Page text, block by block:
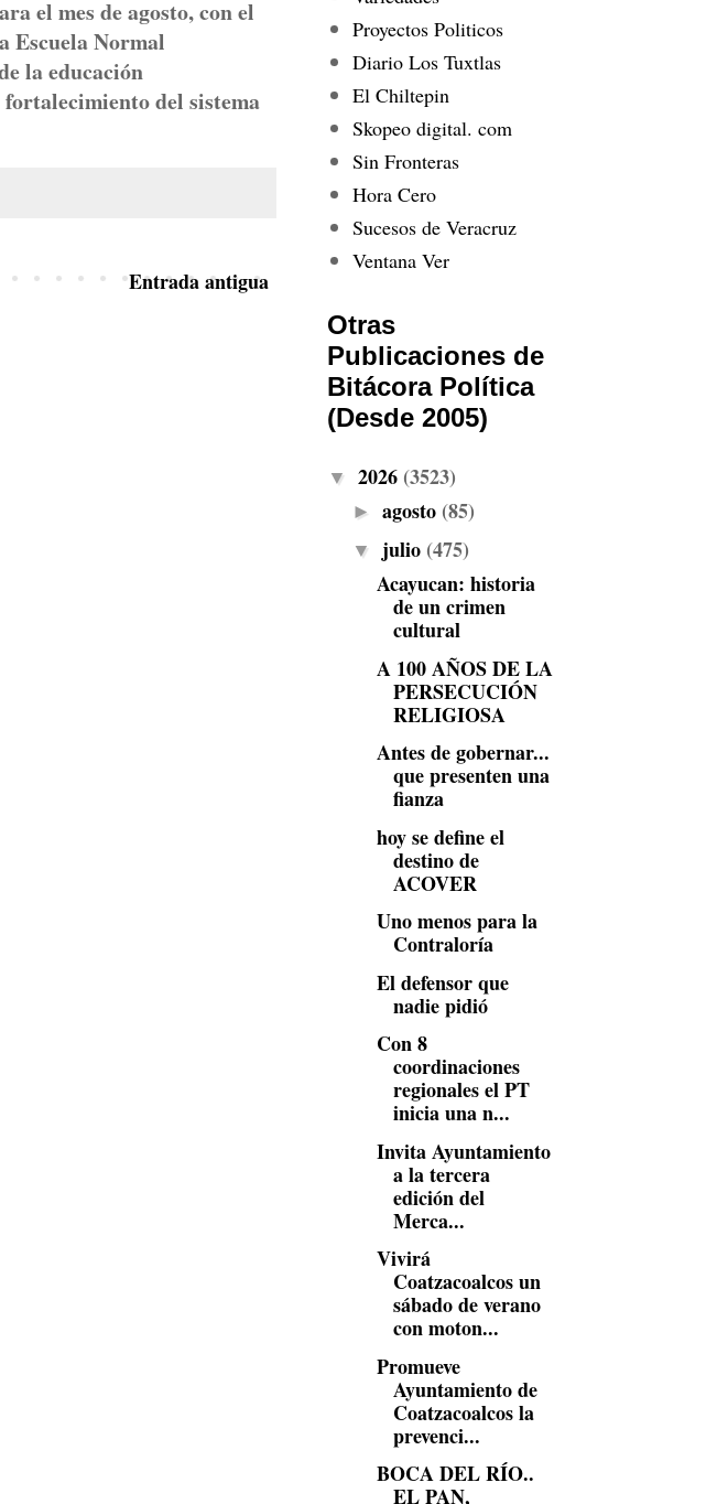
el mes de agosto, con el
Escuela Normal
la educación
del sistema
Entrada antigua
Proyectos Politicos
Diario Los Tuxtlas
El Chiltepin
Skopeo digital. com
Sin Fronteras
Hora Cero
Sucesos de Veracruz
Ventana Ver
Otras
Publicaciones de
Bitácora Política
(Desde 2005)
▼ 2026 (3523)
► agosto (85)
▼ julio (475)
Acayucan: historia
de un crimen
cultural
A 100 AÑOS DE LA
PERSECUCIÓN
RELIGIOSA
Antes de gobernar...
que presenten una
fianza
hoy se define el
destino de
ACOVER
Uno menos para la
Contraloría
El defensor que
nadie pidió
Con 8
coordinaciones
regionales el PT
inicia una n...
Invita Ayuntamiento
a la tercera
edición del
Merca...
Vivirá
Coatzacoalcos un
sábado de verano
con moton...
Promueve
Ayuntamiento de
Coatzacoalcos la
prevenci...
BOCA DEL RÍO..
EL PAN,